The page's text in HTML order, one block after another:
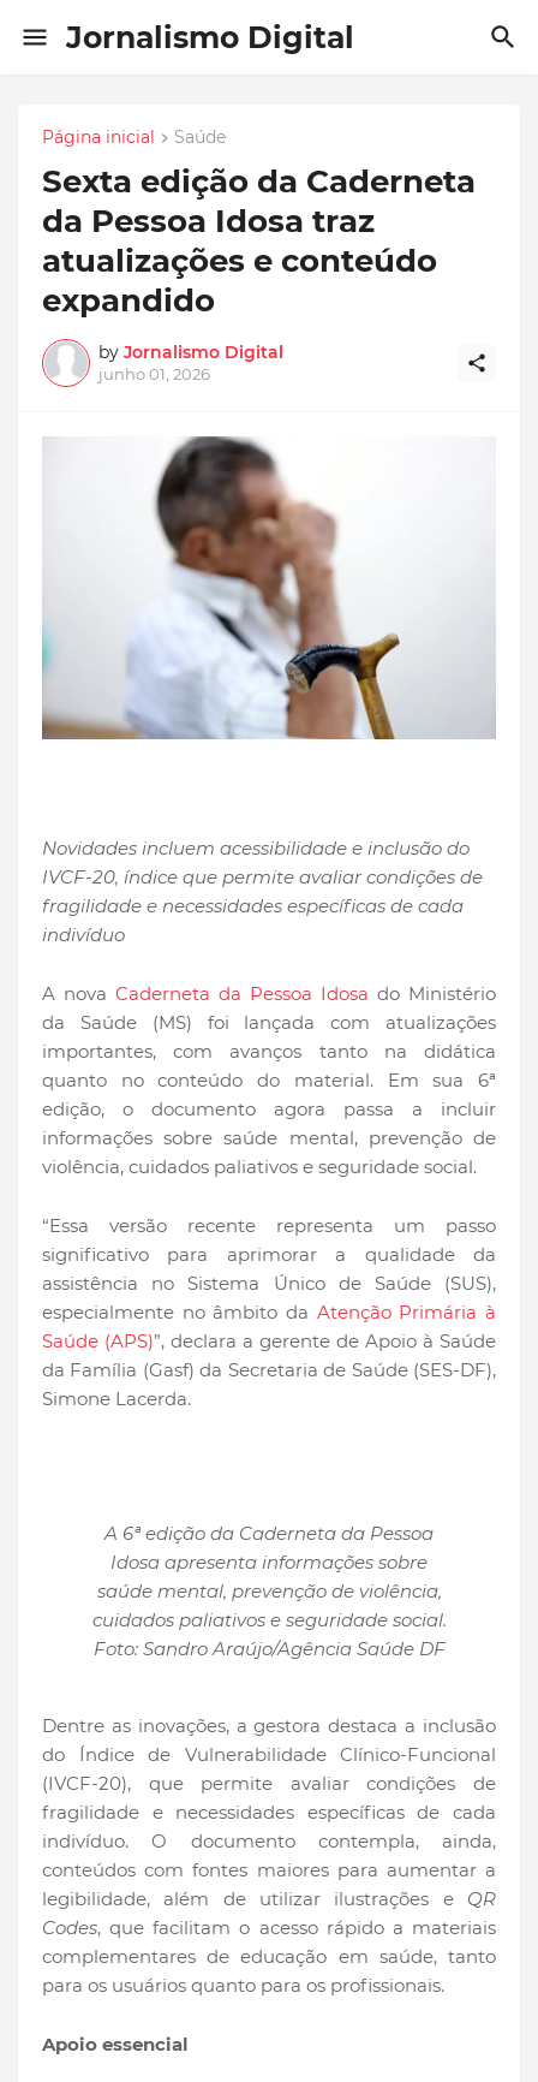
Jornalismo Digital
Página inicial Saúde
Sexta edição da Caderneta
da Pessoa Idosa traz
atualizações e conteúdo
expandido
by Jornalismo Digital
junho 01, 2026
Novidades incluem acessibilidade e inclusão do
IVCF-20, índice que permite avaliar condições de
fragilidade e necessidades específicas de cada
indivíduo
A nova Caderneta da Pessoa Idosa do Ministério
da Saúde (MS) foi lançada com atualizações
importantes, com avanços tanto na didática
quanto no conteúdo do material. Em sua 6ª
edição, o documento agora passa a incluir
informações sobre saúde mental, prevenção de
violência, cuidados paliativos e seguridade social.
“Essa versão recente representa um passo
significativo para aprimorar a qualidade da
assistência no Sistema Único de Saúde (SUS),
especialmente no âmbito da Atenção Primária à
Saúde (APS)”, declara a gerente de Apoio à Saúde
da Família (Gasf) da Secretaria de Saúde (SES-DF),
Simone Lacerda.
A 6ª edição da Caderneta da Pessoa
Idosa apresenta informações sobre
saúde mental, prevenção de violência,
cuidados paliativos e seguridade social.
Foto: Sandro Araújo/Agência Saúde DF
Dentre as inovações, a gestora destaca a inclusão
do Índice de Vulnerabilidade Clínico-Funcional
(IVCF-20), que permite avaliar condições de
fragilidade e necessidades específicas de cada
indivíduo. O documento contempla, ainda,
conteúdos com fontes maiores para aumentar a
legibilidade, além de utilizar ilustrações e QR
Codes, que facilitam o acesso rápido a materiais
complementares de educação em saúde, tanto
para os usuários quanto para os profissionais.
Apoio essencial